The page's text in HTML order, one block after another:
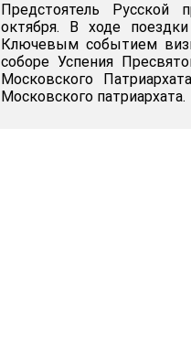
Предстоятель Русской
октября. В ходе
Ключевым событием
соборе Успения
Московского
Московского патриархата.